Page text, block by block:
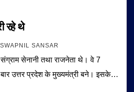
रहे थे
SWAPNIL SANSAR
सेनानी तथा राजनेता थे। वे 7
उत्तर प्रदेश के मुख्यमंत्री बने। इसके…